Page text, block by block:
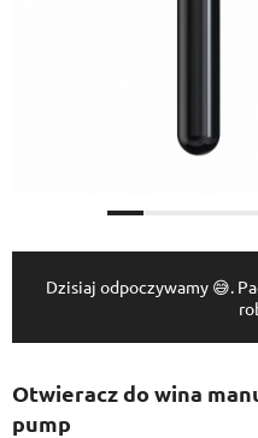
Dzisiaj odpoczywamy 😅.
Otwieracz do wina
pump